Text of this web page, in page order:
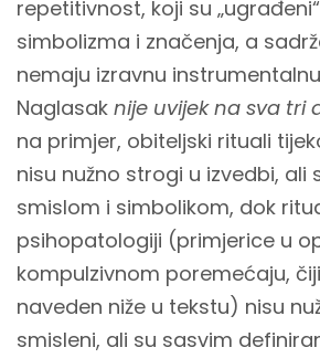
repetitivnost, koji su
simbolizma i značenja, a
nemaju izravnu
Naglasak nije uvijek na sva tri
na primjer, obiteljski rituali
nisu nužno strogi u izvedbi, ali
smislom i simbolikom, dok
psihopatologiji (primjerice u
kompulzivnom poremećaju,
naveden niže u tekstu) nisu
smisleni, ali su sasvim